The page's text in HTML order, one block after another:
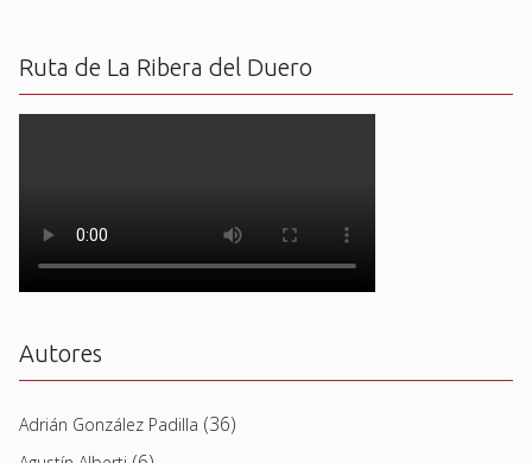
Ruta de La Ribera del Duero
Autores
Adrián González Padilla (36)